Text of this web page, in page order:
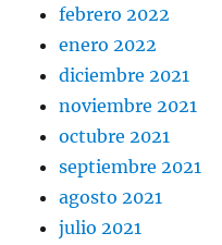
febrero 2022
enero 2022
diciembre 2021
noviembre 2021
octubre 2021
septiembre 2021
agosto 2021
julio 2021